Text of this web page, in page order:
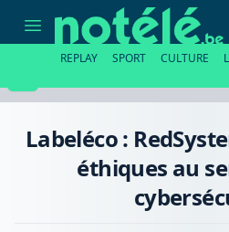
RedSystem,
au
REPLAY SPORT CULTURE
Labeléco :
éthiques au